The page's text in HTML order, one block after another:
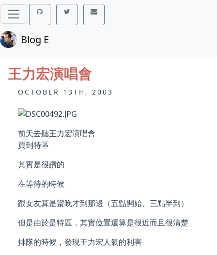
Blog E
王力宏演唱會
OCTOBER 13TH, 2003
前天去聽王力宏演唱會
買到特區
其實是很讚的
在等待的時候
跟女友算是蠻晚才到那邊（五點開始、三點半到）
但是由於是特區，其實位置還算是很近而且很清楚
排隊的時候，發現王力宏人氣的利害